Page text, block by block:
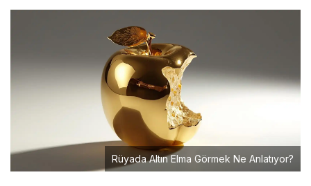
Rüyada Altın Elma Görmek Ne Anlatıyor?